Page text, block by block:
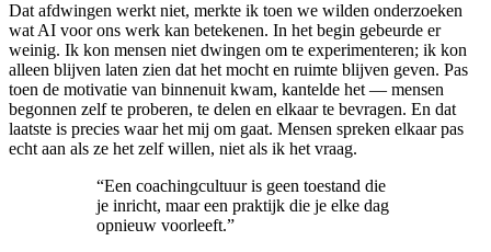
Dat afdwingen werkt niet, merkte ik toen we wilden onderzoeken
wat AI voor ons werk kan betekenen. In het begin gebeurde er
weinig. Ik kon mensen niet dwingen om te experimenteren; ik kon
alleen blijven laten zien dat het mocht en ruimte blijven geven. Pas
toen de motivatie van binnenuit kwam, kantelde het — mensen
begonnen zelf te proberen, te delen en elkaar te bevragen. En dat
laatste is precies waar het mij om gaat. Mensen spreken elkaar pas
echt aan als ze het zelf willen, niet als ik het vraag.
“Een coachingcultuur is geen toestand die
je inricht, maar een praktijk die je elke dag
opnieuw voorleeft.”